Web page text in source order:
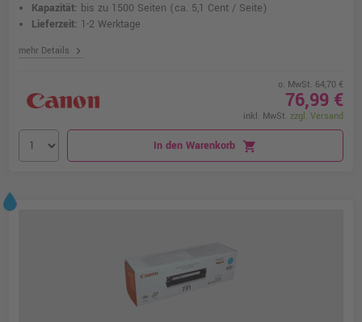
Kapazität: bis zu 1500 Seiten (ca. 5,1 Cent / Seite)
Lieferzeit: 1-2 Werktage
mehr Details chevron_right
o. MwSt. 64,70 €
76,99 €
inkl. MwSt. zzgl. Versand
In den Warenkorb shopping_cart